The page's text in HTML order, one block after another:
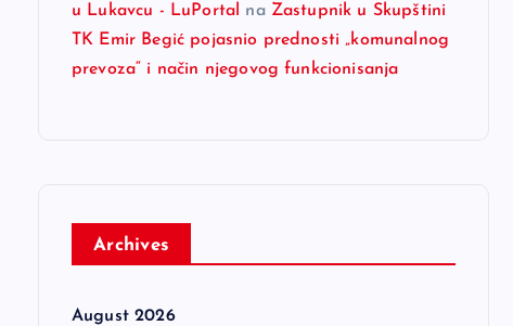
u Lukavcu - LuPortal
na Zastupnik u Skupštini
TK Emir Begić pojasnio prednosti „komunalnog
prevoza“ i način njegovog funkcionisanja
Archives
August 2026